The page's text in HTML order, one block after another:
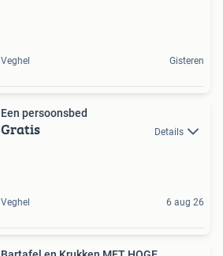
Veghel Gisteren
Een persoonsbed
Gratis Details
Veghel 6 aug 26